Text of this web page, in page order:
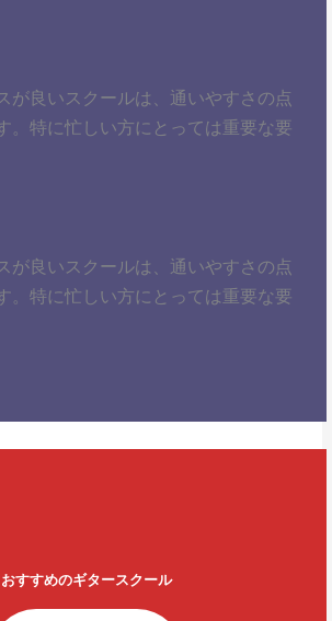
が良いスクールは、通いやすさの点
。特に忙しい方にとっては重要な要
が良いスクールは、通いやすさの点
。特に忙しい方にとっては重要な要
おすすめのギタースクール